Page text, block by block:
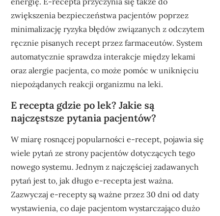
zwiększenia bezpieczeństwa pacjentów poprzez
minimalizację ryzyka błędów związanych z odczytem
ręcznie pisanych recept przez farmaceutów. System
automatycznie sprawdza interakcje między lekami
oraz alergie pacjenta, co może pomóc w uniknięciu
niepożądanych reakcji organizmu na leki.
E recepta gdzie po lek? Jakie są
najczęstsze pytania pacjentów?
W miarę rosnącej popularności e-recept, pojawia się
wiele pytań ze strony pacjentów dotyczących tego
nowego systemu. Jednym z najczęściej zadawanych
pytań jest to, jak długo e-recepta jest ważna.
Zazwyczaj e-recepty są ważne przez 30 dni od daty
wystawienia, co daje pacjentom wystarczająco dużo